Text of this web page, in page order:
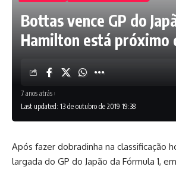
Bottas vence GP do
Hamilton está próximo
Last updated: 13 de outubro de 2019 19:38
7 anos atrás
Após fazer dobradinha na classificação
largada do GP do Japão da Fórmula 1,